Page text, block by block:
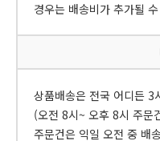
경우는 배송비가 추가될
상품배송은 전국 어디든 3
(오전 8시~ 오후 8시 주문
주문건은 익일 오전 중 배